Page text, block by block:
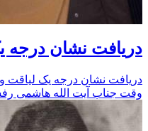
دریافت نشان درجه
دریافت نشان درجه یک لیاقت
وقت جناب آیت الله هاشمی